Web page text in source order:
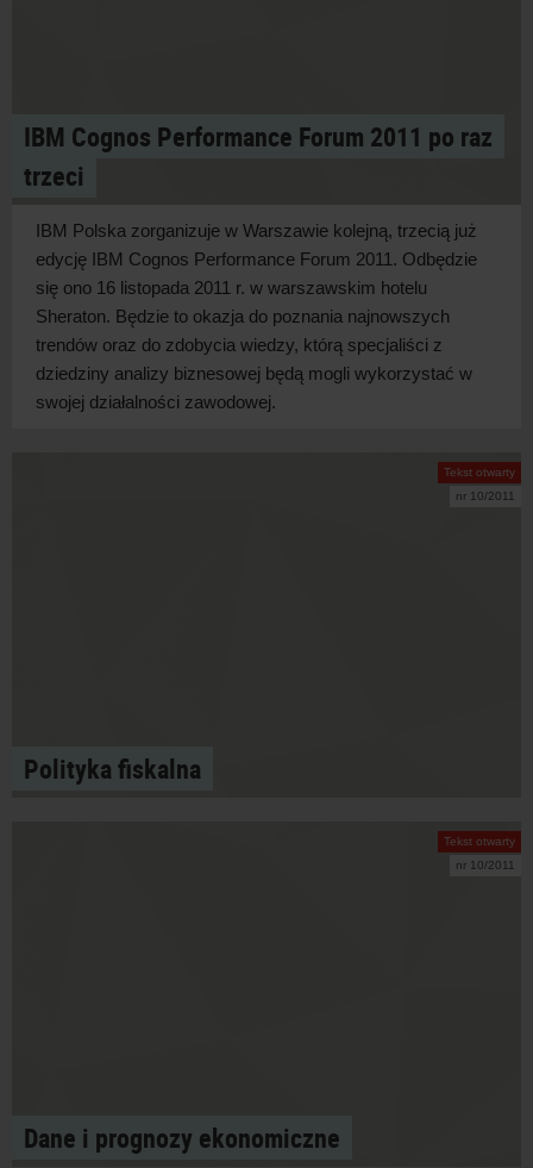
IBM Cognos Performance Forum 2011 po raz
trzeci
IBM Polska zorganizuje w Warszawie kolejną, trzecią już
edycję IBM Cognos Performance Forum 2011. Odbędzie
się ono 16 listopada 2011 r. w warszawskim hotelu
Sheraton. Będzie to okazja do poznania najnowszych
trendów oraz do zdobycia wiedzy, którą specjaliści z
dziedziny analizy biznesowej będą mogli wykorzystać w
swojej działalności zawodowej.
Tekst otwarty
nr 10/2011
Polityka fiskalna
Tekst otwarty
nr 10/2011
Dane i prognozy ekonomiczne